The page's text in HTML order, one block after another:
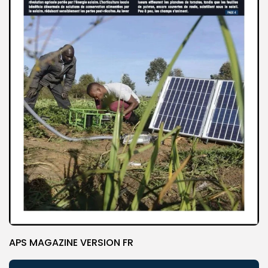
APS MAGAZINE VERSION FR